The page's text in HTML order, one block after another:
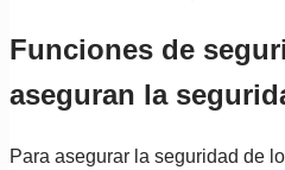
Funciones de
aseguran la
Para asegurar la seguridad de